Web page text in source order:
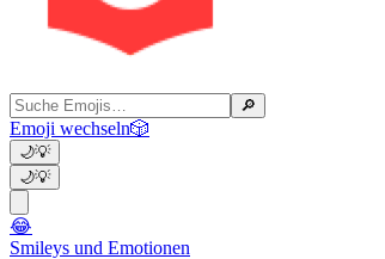
🔎
Emoji wechseln🎲
🌙💡
🌙💡
😂
Smileys und Emotionen